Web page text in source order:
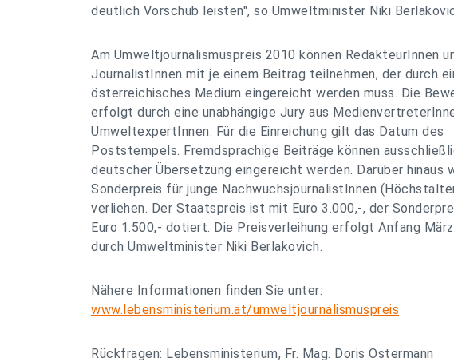
deutlich Vorschub leisten", so Umweltminister Niki
Am Umweltjournalismuspreis 2010 können RedakteurInnen
JournalistInnen mit je einem Beitrag teilnehmen, der durch
österreichisches Medium eingereicht werden muss. Die
erfolgt durch eine unabhängige Jury aus
UmweltexpertInnen. Für die Einreichung gilt das Datum des
Poststempels. Fremdsprachige Beiträge können
deutscher Übersetzung eingereicht werden. Darüber hinaus
Sonderpreis für junge NachwuchsjournalistInnen
verliehen. Der Staatspreis ist mit Euro 3.000,-, der
Euro 1.500,- dotiert. Die Preisverleihung erfolgt Anfang
durch Umweltminister Niki Berlakovich.
Nähere Informationen finden Sie unter:
www.lebensministerium.at/umweltjournalismuspreis
Rückfragen: Lebensministerium, Fr. Mag. Doris Ostermann